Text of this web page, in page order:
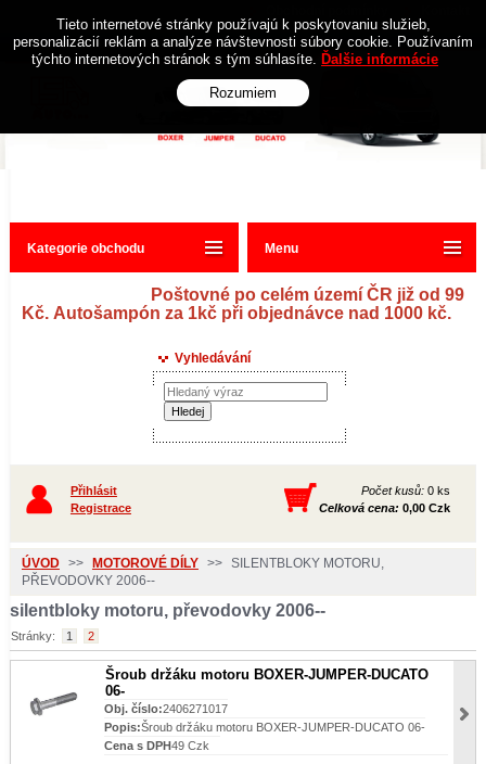
Poštovné po celém území ČR již od 99
Kč. Autošampón za 1kč při objednávce nad 1000 kč.
Kategorie obchodu
Vyhledávání
Přihlásit
Registrace
Počet kusů: 0 ks
Celková cena: 0,00 Czk
ÚVOD >> MOTOROVÉ DÍLY >> SILENTBLOKY MOTORU,
PŘEVODOVKY 2006--
silentbloky motoru, převodovky 2006--
Stránky: 1 2
Šroub držáku motoru BOXER-JUMPER-DUCATO
06-
Obj. číslo:2406271017
Popis:Šroub držáku motoru BOXER-JUMPER-DUCATO 06-
Cena s DPH49 Czk
Menu
Tieto internetové stránky používajú k poskytovaniu služieb,
personalizácií reklám a analýze návštevnosti súbory cookie. Používaním
týchto internetových stránok s tým súhlasíte. Ďalšie informácie
Rozumiem